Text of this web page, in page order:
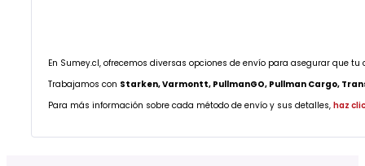
En Sumey.cl, ofrecemos diversas opciones de envío para asegurar que
Trabajamos con Starken, Varmontt, PullmanGO, Pullman Cargo,
Para más información sobre cada método de envío y sus detalles, haz